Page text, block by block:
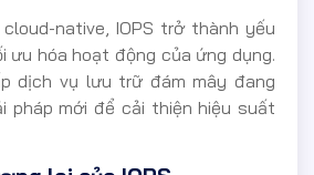
native, IOPS trở thành yếu
hóa hoạt động của ứng dụng.
dịch vụ lưu trữ đám mây đang
pháp mới để cải thiện hiệu suất